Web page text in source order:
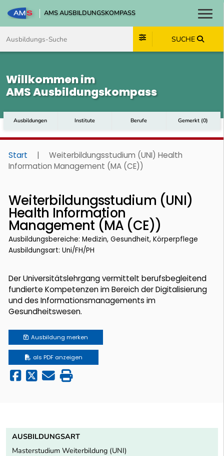
AMS AUSBILDUNGSKOMPASS
SUCHE
Willkommen im
AMS Ausbildungskompass
Ausbildungen Institute Berufe Gemerkt (0)
Start |
Weiterbildungsstudium (UNI) Health
Information Management (MA (CE))
Weiterbildungsstudium (UNI)
Health Information
Management (MA (CE))
Ausbildungsbereiche: Medizin, Gesundheit, Körperpflege
Ausbildungsart: Uni/FH/PH
Der Universitätslehrgang vermittelt berufsbegleitend
fundierte Kompetenzen im Bereich der Digitalisierung
und des Informationsmanagements im
Gesundheitswesen.
Ausbildung merken
als PDF anzeigen
AUSBILDUNGSART
Masterstudium Weiterbildung (UNI)